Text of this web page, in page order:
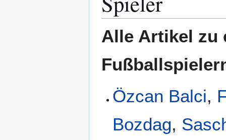
Alle Artikel zu
Özcan Balci,
Bozdag,